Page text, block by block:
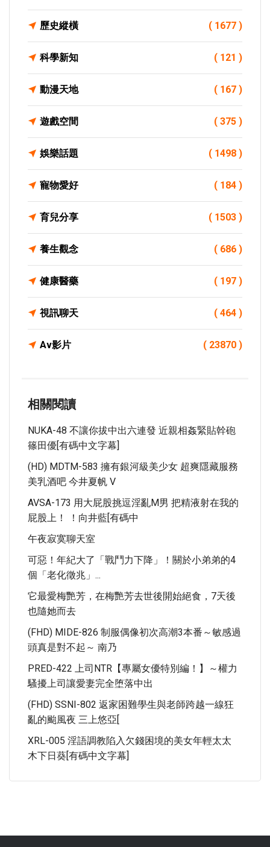
歷史縱橫 ( 1677 )
科學新知 ( 121 )
動漫天地 ( 167 )
遊戲空間 ( 375 )
娛樂話題 ( 1498 )
寵物愛好 ( 184 )
育兒分享 ( 1503 )
養生觀念 ( 686 )
健康醫藥 ( 197 )
視訊聊天 ( 464 )
Av影片 ( 23870 )
相關閱讀
NUKA-48 不讓你拔中出六連發 近親相姦緊貼幹砲
篠田優[有碼中文字幕]
(HD) MDTM-583 擁有銀河級美少女 超爽隱藏服務
美乳酒吧 今井夏帆 V
AVSA-173 用大屁股挑逗淫亂M男 把精液射在我的
屁股上！ ！向井藍[有碼中
午夜寂寞聊天室
可惡！年紀大了「戰鬥力下降」！關於小弟弟的4
個「老化徵兆」...
它最愛梅艷芳，在梅艷芳去世後開始絕食，7天後
也隨她而去
(FHD) MIDE-826 制服偶像初次高潮3本番～敏感過
頭真是對不起～ 南乃
PRED-422 上司NTR【專屬女優特別編！】～權力
騷擾上司讓愛妻完全堕落中出
(FHD) SSNI-802 返家困難學生與老師跨越一線狂
亂的颱風夜 三上悠亞[
XRL-005 淫語調教陷入欠錢困境的美女年輕太太
木下日葵[有碼中文字幕]